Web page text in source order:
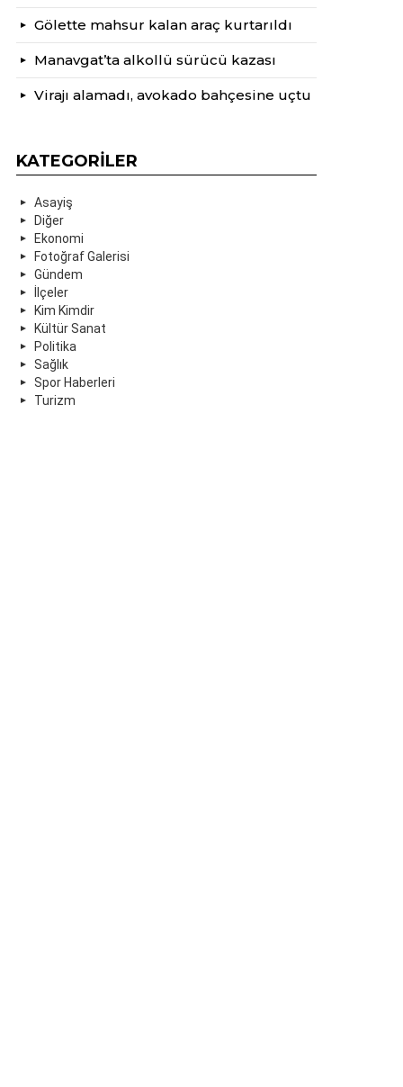
Gölette mahsur kalan araç kurtarıldı
Manavgat’ta alkollü sürücü kazası
Virajı alamadı, avokado bahçesine uçtu
KATEGORILER
Asayiş
Diğer
Ekonomi
Fotoğraf Galerisi
Gündem
İlçeler
Kim Kimdir
Kültür Sanat
Politika
Sağlık
Spor Haberleri
Turizm